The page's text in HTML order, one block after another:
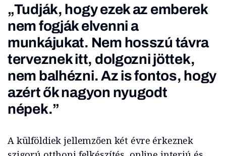
„Tudják, hogy ezek az emberek
nem fogják elvenni a
munkájukat. Nem hosszú távra
terveznek itt, dolgozni jöttek,
nem balhézni. Az is fontos, hogy
azért ők nagyon nyugodt
népek.”
A külföldiek jellemzően két évre érkeznek